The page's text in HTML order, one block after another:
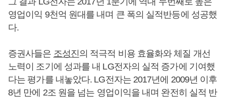
영업이익 9천억 원대를 내며 큰 폭의 실적반등에 성공했
다.
증권사들은 조성진의 적극적 비용 효율화와 체질 개선
노력이 조기에 성과를 내 LG전자의 실적 증가에 기여했
다는 평가를 내놓았다. LG전자는 2017년에 2009년 이후
8년 만에 2조 원을 넘는 영업이익을 내며 완전히 실적 반